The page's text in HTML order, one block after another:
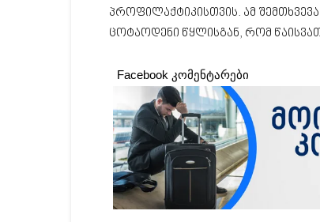
პროფილაქტიკისთვის. ამ
ცოტაოდენი წყლისგან, რომ
Facebook კომენტარები